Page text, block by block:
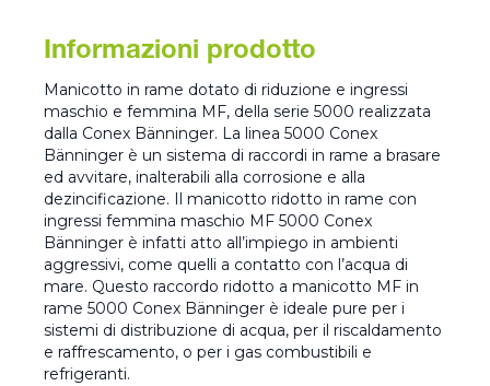
Informazioni prodotto
Manicotto in rame dotato di riduzione e ingressi
maschio e femmina MF, della serie 5000 realizzata
dalla Conex Bänninger. La linea 5000 Conex
Bänninger è un sistema di raccordi in rame a brasare
ed avvitare, inalterabili alla corrosione e alla
dezincificazione. Il manicotto ridotto in rame con
ingressi femmina maschio MF 5000 Conex
Bänninger è infatti atto all’impiego in ambienti
aggressivi, come quelli a contatto con l’acqua di
mare. Questo raccordo ridotto a manicotto MF in
rame 5000 Conex Bänninger è ideale pure per i
sistemi di distribuzione di acqua, per il riscaldamento
e raffrescamento, o per i gas combustibili e
refrigeranti.